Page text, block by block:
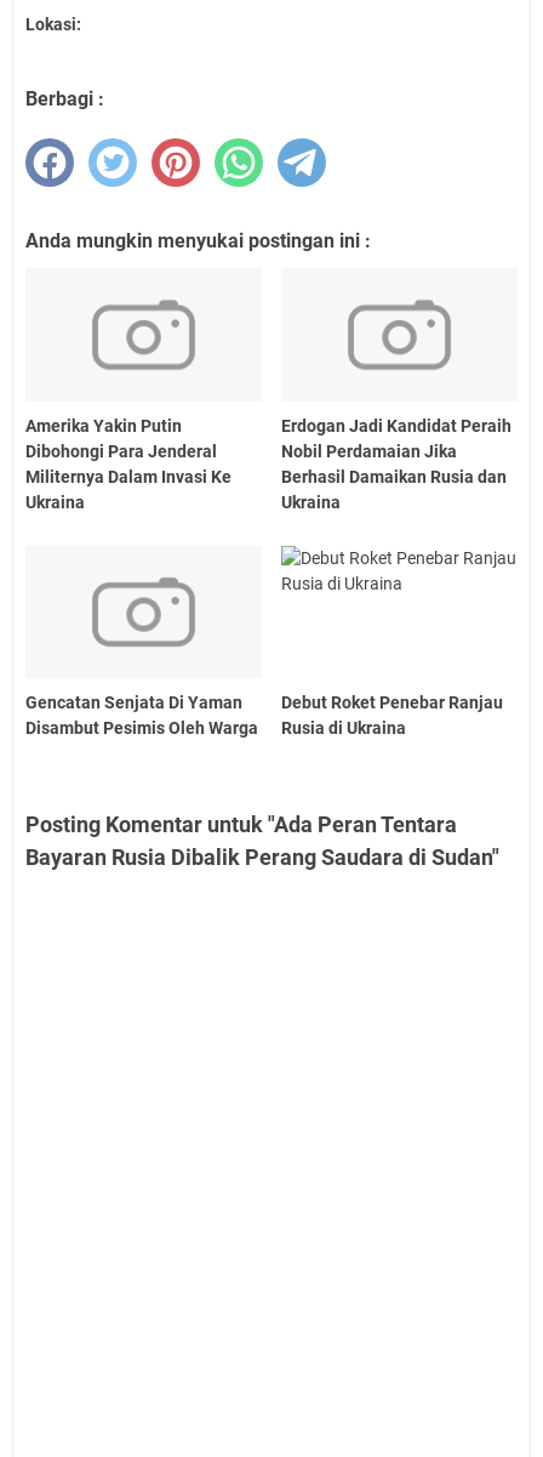
Lokasi:
Berbagi :
Anda mungkin menyukai postingan ini :
Amerika Yakin Putin
Dibohongi Para Jenderal
Militernya Dalam Invasi Ke
Ukraina
Erdogan Jadi Kandidat Peraih
Nobil Perdamaian Jika
Berhasil Damaikan Rusia dan
Ukraina
Gencatan Senjata Di Yaman
Disambut Pesimis Oleh Warga
Debut Roket Penebar Ranjau
Rusia di Ukraina
Posting Komentar untuk "Ada Peran Tentara
Bayaran Rusia Dibalik Perang Saudara di Sudan"